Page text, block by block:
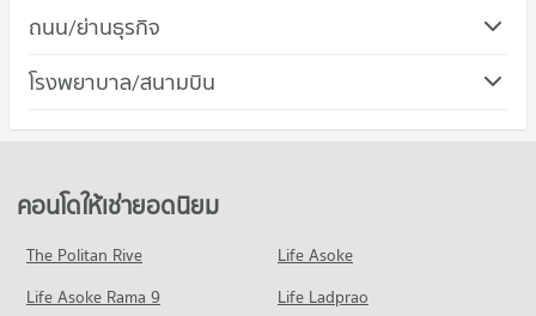
คอนโดให้เช่า วิทยาลัยพณิชยการบางนา
มีคอนโดให้เช่า 23,055 ประกาศ
ขายคอนโด วิทยาลัยพณิชยการบางนา
558 โครงการ
คอนโดให้เช่า วิทยาลัยดุสิตธานี
มีคอนโดให้เช่า 10,657 ประกาศ
มีคอนโดขาย 4,248 ประกาศ
คอนโด ทรู ดิจิทัล พาร์ค
คอนโดให้เช่า ทรู ดิจิทัล พาร์ค
คอนโด บิ๊กซี เอ็กซ์ตร้า อ่อนนุช
มีคอนโดให้เช่า 40,664 ประกาศ
ถนน/ย่านธุรกิจ
คอนโด เขตพระโขนง
คอนโดให้เช่า เขตพระโขนง
ขายคอนโด เขตพระโขนง
มีคอนโดขาย 2,365 ประกาศ
คอนโด ถนนสุขุมวิท
1,498 โครงการ
โรงพยาบาล/สนามบิน
คอนโดให้เช่ายอดนิยม
The Politan Rive
Life Asoke
Life Asoke Rama 9
Life Ladprao